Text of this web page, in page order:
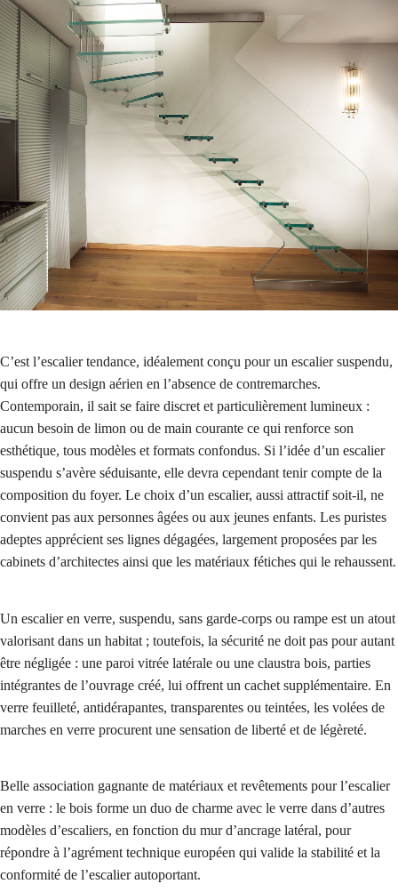
C’est l’escalier tendance, idéalement conçu pour un escalier suspendu,
qui offre un design aérien en l’absence de contremarches.
Contemporain, il sait se faire discret et particulièrement lumineux :
aucun besoin de limon ou de main courante ce qui renforce son
esthétique, tous modèles et formats confondus. Si l’idée d’un escalier
suspendu s’avère séduisante, elle devra cependant tenir compte de la
composition du foyer. Le choix d’un escalier, aussi attractif soit-il, ne
convient pas aux personnes âgées ou aux jeunes enfants. Les puristes
adeptes apprécient ses lignes dégagées, largement proposées par les
cabinets d’architectes ainsi que les matériaux fétiches qui le rehaussent.
Un escalier en verre, suspendu, sans garde-corps ou rampe est un atout
valorisant dans un habitat ; toutefois, la sécurité ne doit pas pour autant
être négligée : une paroi vitrée latérale ou une claustra bois, parties
intégrantes de l’ouvrage créé, lui offrent un cachet supplémentaire. En
verre feuilleté, antidérapantes, transparentes ou teintées, les volées de
marches en verre procurent une sensation de liberté et de légèreté.
Belle association gagnante de matériaux et revêtements pour l’escalier
en verre : le bois forme un duo de charme avec le verre dans d’autres
modèles d’escaliers, en fonction du mur d’ancrage latéral, pour
répondre à l’agrément technique européen qui valide la stabilité et la
conformité de l’escalier autoportant.